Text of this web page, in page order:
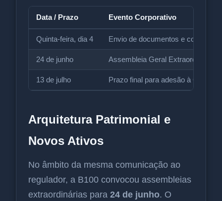
Data / Prazo Evento Corporativo
Quinta-feira, dia 4 Envio de documentos e
24 de junho Assembleia Geral Extraordinária
13 de julho Prazo final para adesão à Oferta
Arquitetura Patrimonial e
Novos Ativos
No âmbito da mesma comunicação ao
regulador, a B100 convocou assembleias
extraordinárias para 24 de junho. O